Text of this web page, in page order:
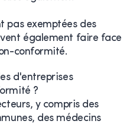
pas exemptées des
également faire face
conformité.
d'entreprises
?
y compris des
des médecins